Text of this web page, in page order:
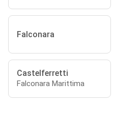
Falconara
Castelferretti
Falconara Marittima